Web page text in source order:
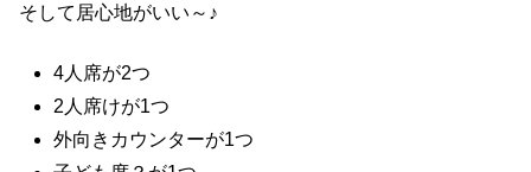
そして居心地がいい～♪
4人席が2つ
2人席けが1つ
外向きカウンターが1つ